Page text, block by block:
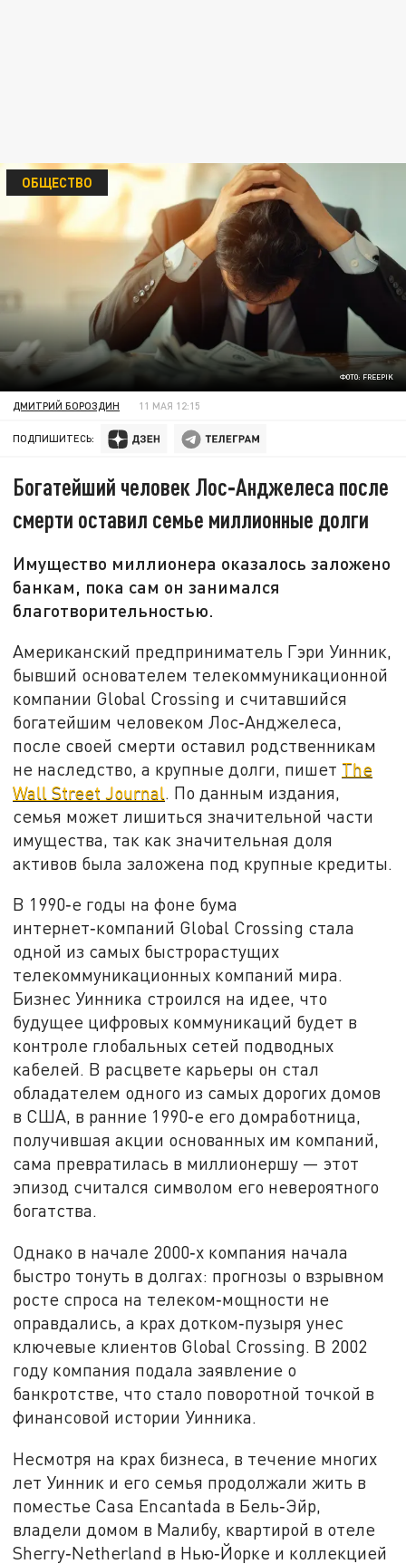
ФОТО: FREEPIK
ОБЩЕСТВО
ДМИТРИЙ БОРОЗДИН 11 МАЯ 12:15
ПОДПИШИТЕСЬ:
Богатейший человек Лос‑Анджелеса после
смерти оставил семье миллионные долги
Имущество миллионера оказалось заложено
банкам, пока сам он занимался
благотворительностью.
Американский предприниматель Гэри Уинник,
бывший основателем телекоммуникационной
компании Global Crossing и считавшийся
богатейшим человеком Лос‑Анджелеса,
после своей смерти оставил родственникам
не наследство, а крупные долги, пишет The
Wall Street Journal. По данным издания,
семья может лишиться значительной части
имущества, так как значительная доля
активов была заложена под крупные кредиты.
В 1990‑е годы на фоне бума
интернет‑компаний Global Crossing стала
одной из самых быстрорастущих
телекоммуникационных компаний мира.
Бизнес Уинника строился на идее, что
будущее цифровых коммуникаций будет в
контроле глобальных сетей подводных
кабелей. В расцвете карьеры он стал
обладателем одного из самых дорогих домов
в США, в ранние 1990‑е его домработница,
получившая акции основанных им компаний,
сама превратилась в миллионершу — этот
эпизод считался символом его невероятного
богатства.
Однако в начале 2000‑х компания начала
быстро тонуть в долгах: прогнозы о взрывном
росте спроса на телеком‑мощности не
оправдались, а крах дотком‑пузыря унес
ключевые клиентов Global Crossing. В 2002
году компания подала заявление о
банкротстве, что стало поворотной точкой в
финансовой истории Уинника.
Несмотря на крах бизнеса, в течение многих
лет Уинник и его семья продолжали жить в
поместье Casa Encantada в Бель‑Эйр,
владели домом в Малибу, квартирой в отеле
Sherry‑Netherland в Нью‑Йорке и коллекцией